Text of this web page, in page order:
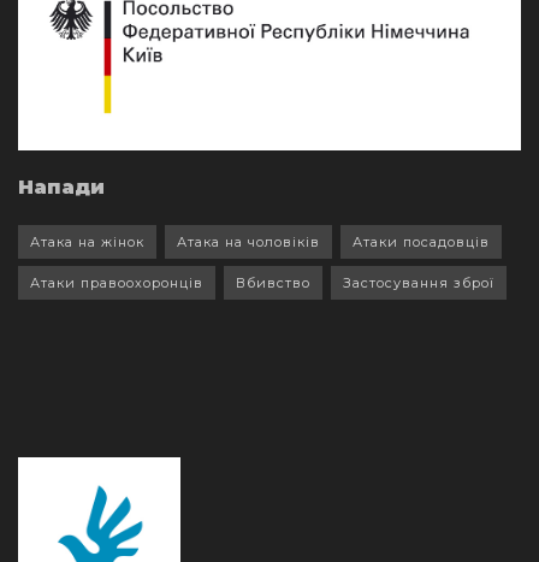
Напади
Атака на жінок Атака на чоловіків Атаки посадовців
Атаки правоохоронців Вбивство Застосування зброї